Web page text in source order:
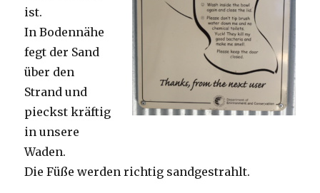
ist.
In Bodennähe
fegt der Sand
über den
Strand und
pieckst kräftig
in unsere
Waden.
Die Füße werden richtig sandgestrahlt.